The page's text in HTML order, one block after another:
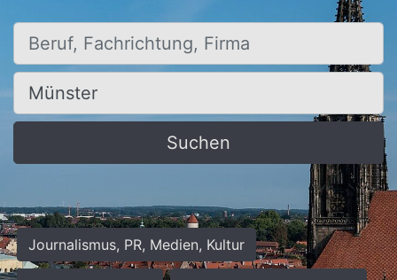
Beruf, Fachrichtung, Firma
Ort, Stadt
Suchen
Journalismus, PR, Medien, Kultur